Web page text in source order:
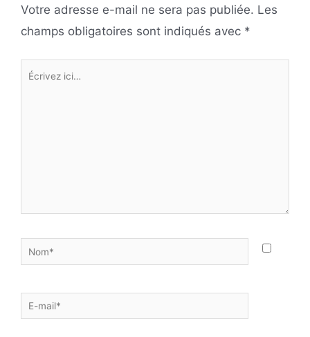
Votre adresse e-mail ne sera pas publiée. Les
champs obligatoires sont indiqués avec *
Écrivez
Nom*
E-
mail*